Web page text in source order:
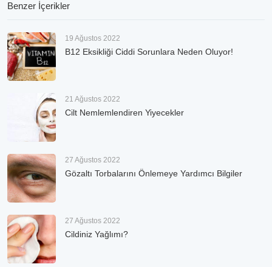
Benzer İçerikler
19 Ağustos 2022
B12 Eksikliği Ciddi Sorunlara Neden Oluyor!
21 Ağustos 2022
Cilt Nemlemlendiren Yiyecekler
27 Ağustos 2022
Gözaltı Torbalarını Önlemeye Yardımcı Bilgiler
27 Ağustos 2022
Cildiniz Yağlımı?